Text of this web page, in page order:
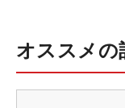
オススメの